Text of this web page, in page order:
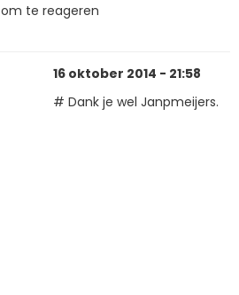
om te reageren
16 oktober 2014 - 21:58
# Dank je wel Janpmeijers.